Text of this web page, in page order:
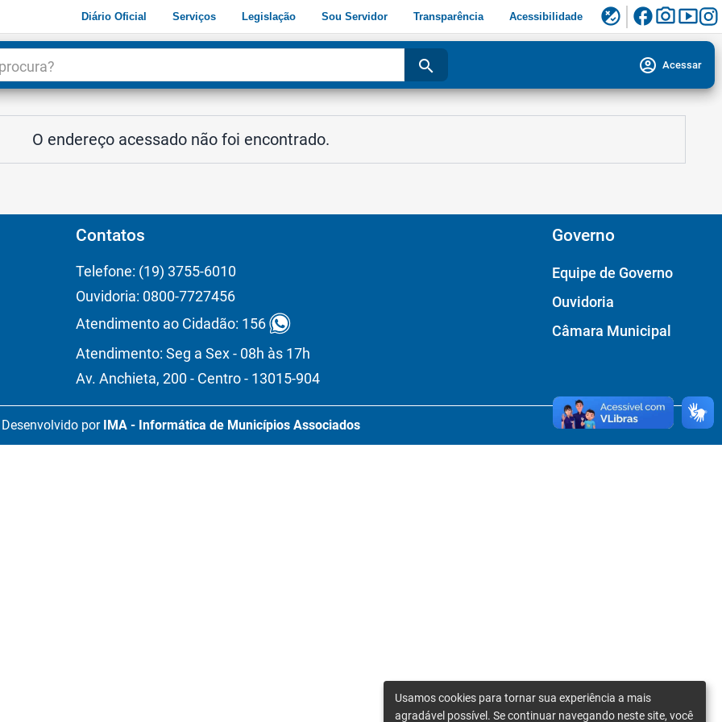
Diário Oficial Serviços Legislação Sou Servidor Transparência Acessibilidade flaky facebookphoto_camerasmart_display
search account_circle Acessar
O endereço acessado não foi encontrado.
Contatos
Telefone: (19) 3755-6010
Ouvidoria: 0800-7727456
Atendimento ao Cidadão: 156
Atendimento: Seg a Sex - 08h às 17h
Av. Anchieta, 200 - Centro - 13015-904
Governo
Equipe de Governo
Ouvidoria
Câmara Municipal
Desenvolvido por IMA - Informática de Municípios Associados
Usamos cookies para tornar sua experiência a mais
agradável possível. Se continuar navegando neste site, você